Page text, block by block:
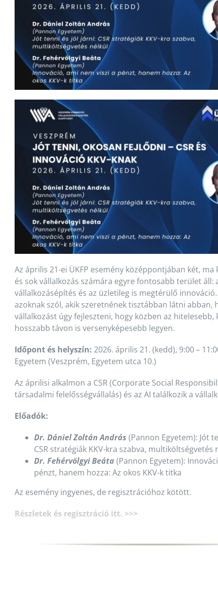
Az április 21-ei ÜKFP esemény középpontjában két,
és sok vállalkozás számára egyre fontosabb terület áll:
vállalkozásépítés és az üzletileg is megtérülő
azoknak szól, akik szeretnének tisztábban látni abban,
vállalkozást úgy fejleszteni, hogy közben az hitelesebb,
hosszabb távon is versenyképesebb legyen.
Időpont és helyszín: 2026. április 21. (kedd), 9:00 –
Egyetem (Veszprém, Egyetem utca 10.)
Az áprilisi alkalmon a CSR (Corporate Social
társadalmi felelősségvállalás) és az AI találkozik a
Előadók:
Dr. Dániel Zoltán András (Pannon Egyetem): Jót
CSR stratégiák KKV-kra szabva, multiköltségvetés
Dr. FehérvölgyiBeáta (Pannon Egyetem):
pénzt, hanem hozza: Az okos KKV-k titka
Az esemény ingyenes, de regisztrációhoz kötött.
Részletek és regisztráció itt. >>>